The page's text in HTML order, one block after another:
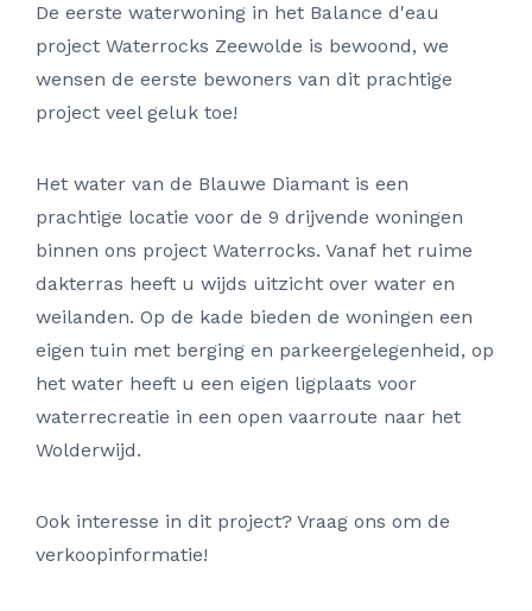
De eerste waterwoning in het Balance d'eau
project Waterrocks Zeewolde is bewoond, we
wensen de eerste bewoners van dit prachtige
project veel geluk toe!
Het water van de Blauwe Diamant is een
prachtige locatie voor de 9 drijvende woningen
binnen ons project Waterrocks. Vanaf het ruime
dakterras heeft u wijds uitzicht over water en
weilanden. Op de kade bieden de woningen een
eigen tuin met berging en parkeergelegenheid, op
het water heeft u een eigen ligplaats voor
waterrecreatie in een open vaarroute naar het
Wolderwijd.
Ook interesse in dit project? Vraag ons om de
verkoopinformatie!